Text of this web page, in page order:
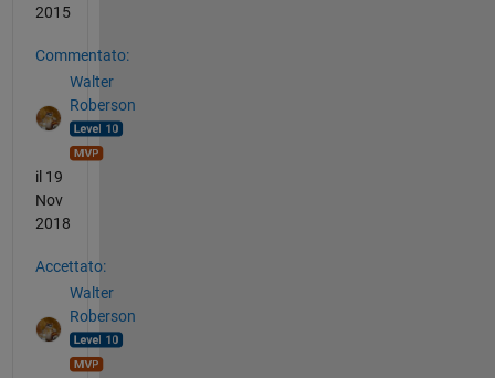
2015
Commentato:
Walter
Roberson
il 19
Nov
2018
Accettato:
Walter
Roberson